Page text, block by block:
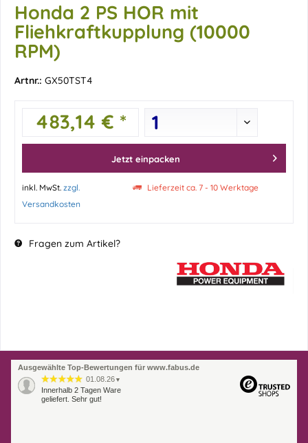
Honda 2 PS HOR mit
Fliehkraftkupplung (10000
RPM)
Artnr.: GX50TST4
483,14 € *
Jetzt einpacken
inkl. MwSt. zzgl.
Versandkosten
Lieferzeit ca. 7 - 10 Werktage
Fragen zum Artikel?
Ausgewählte Top-Bewertungen für www.fabus.de
01.08.26 ▼
Innerhalb 2 Tagen Ware
geliefert. Sehr gut!